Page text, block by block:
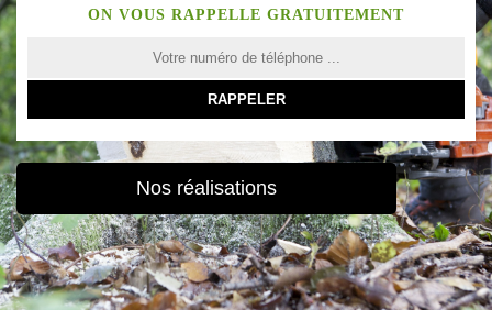
ON VOUS RAPPELLE GRATUITEMENT
Nos réalisations